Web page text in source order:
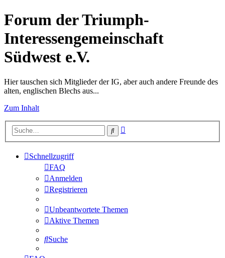
Forum der Triumph-
Interessengemeinschaft
Südwest e.V.
Hier tauschen sich Mitglieder der IG, aber auch andere Freunde des
alten, englischen Blechs aus...
Zum Inhalt
Suche
Schnellzugriff
FAQ
Anmelden
Registrieren
Unbeantwortete Themen
Aktive Themen
Suche